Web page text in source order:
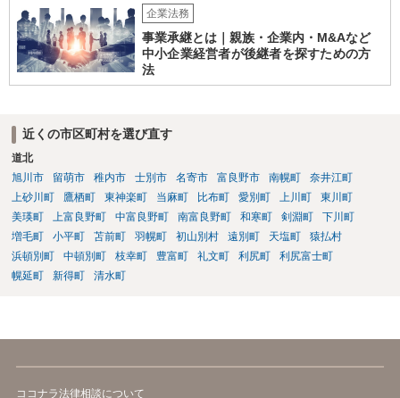
企業法務
事業承継とは｜親族・企業内・M&Aなど
中小企業経営者が後継者を探すための方
法
近くの市区町村を選び直す
道北
旭川市
留萌市 稚内市 士別市 名寄市 富良野市 南幌町
奈井江町
上砂川町
鷹栖町 東神楽町 当麻町 比布町 愛別町 上川町
東川町
美瑛町
上富良野町 中富良野町 南富良野町 和寒町 剣淵町
下川町
増毛町
小平町 苫前町 羽幌町 初山別村 遠別町 天塩町
猿払村
浜頓別町
中頓別町 枝幸町 豊富町 礼文町 利尻町
利尻富士町
幌延町
新得町 清水町
ココナラ法律相談について